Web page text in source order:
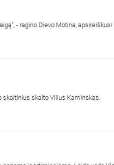
- ragino Dievo Motina, apsireiškusi
skaitinius skaito Vilius Kaminskas.